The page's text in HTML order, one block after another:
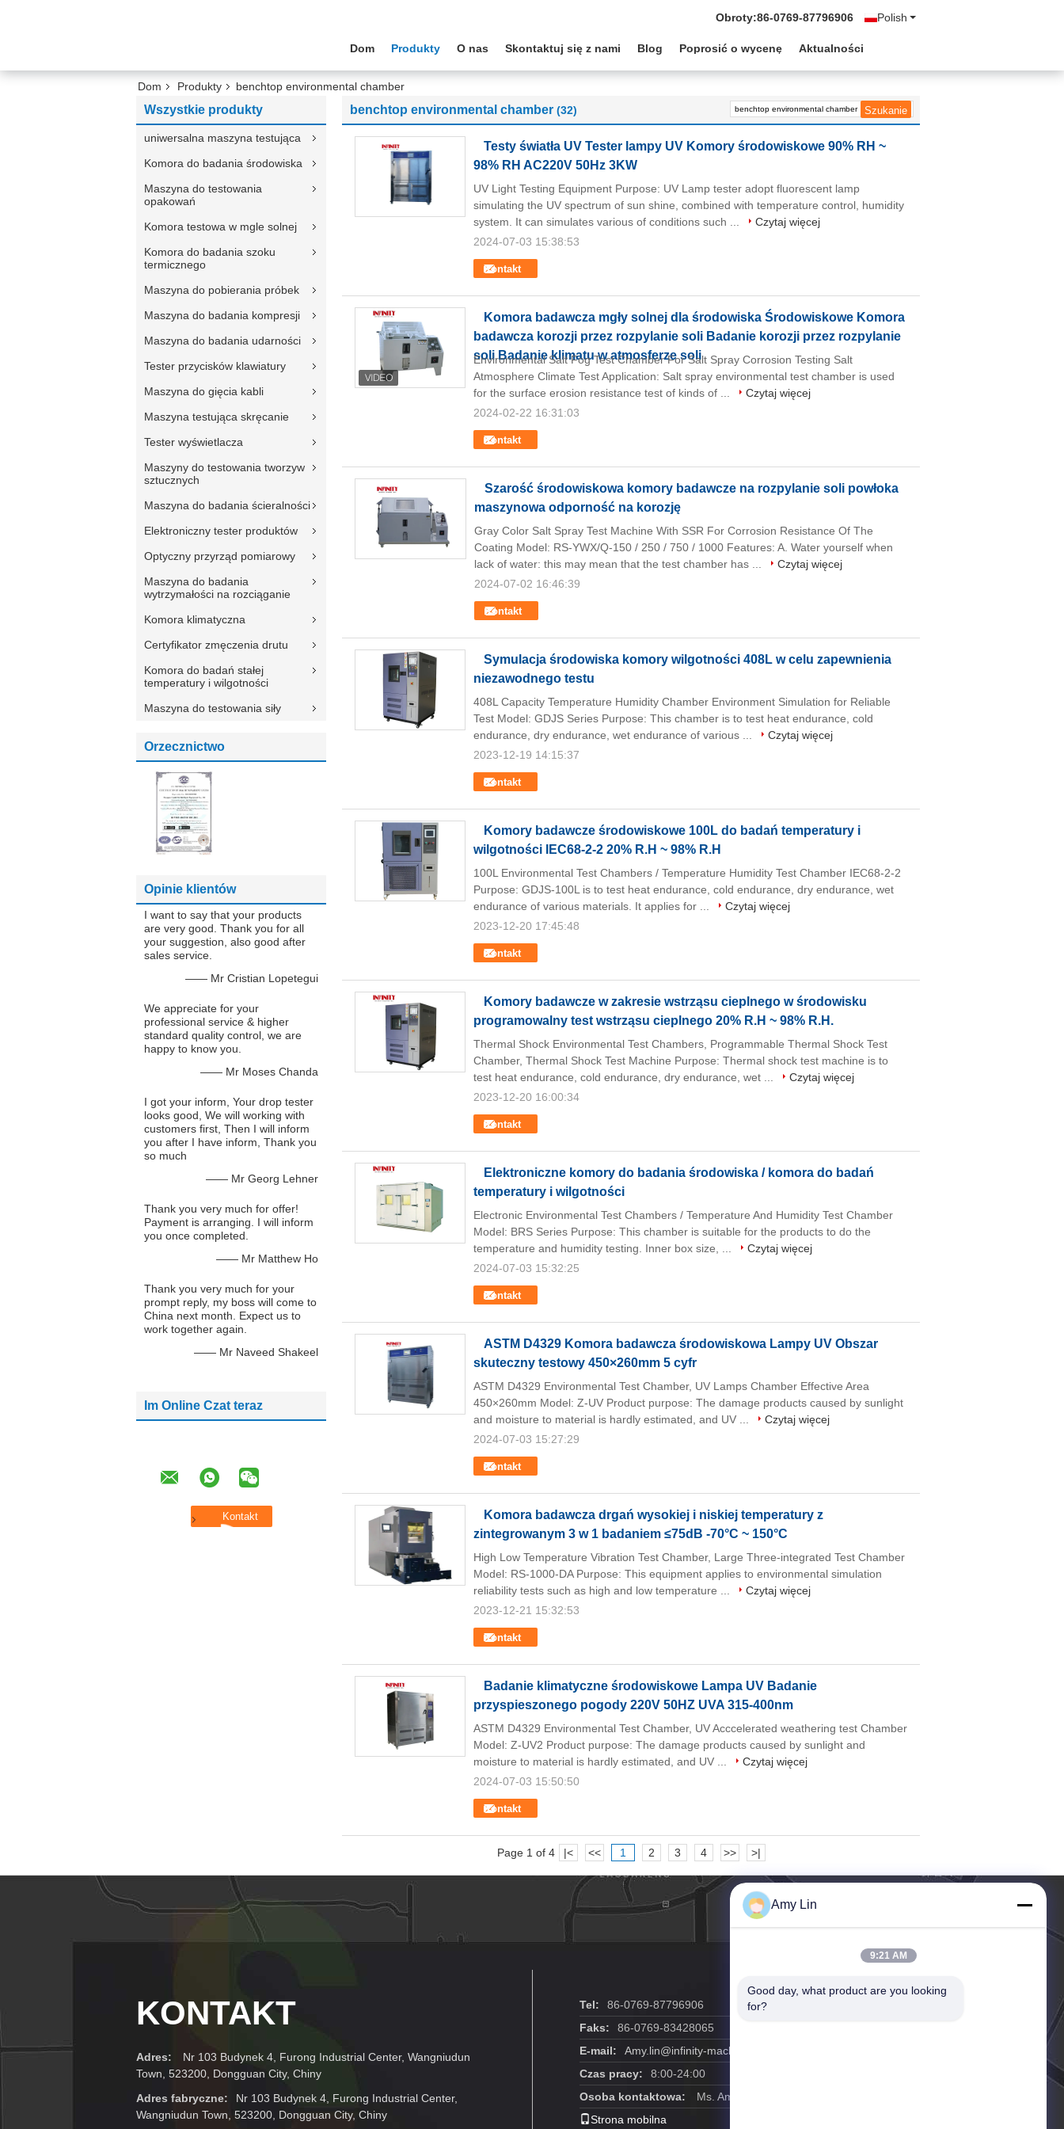
Polish
Obroty:86-0769-87796906
Dom Produkty O nas Skontaktuj się z nami Blog Poprosić o wycenę Aktualności
Dom Produkty benchtop environmental chamber
Wszystkie produkty
uniwersalna maszyna testująca
Komora do badania środowiska
Maszyna do testowania
opakowań
Komora testowa w mgle solnej
Komora do badania szoku
termicznego
Maszyna do pobierania próbek
Maszyna do badania kompresji
Maszyna do badania udarności
Tester przycisków klawiatury
Maszyna do gięcia kabli
Maszyna testująca skręcanie
Tester wyświetlacza
Maszyny do testowania tworzyw
sztucznych
Maszyna do badania ścieralności
Elektroniczny tester produktów
Optyczny przyrząd pomiarowy
Maszyna do badania
wytrzymałości na rozciąganie
Komora klimatyczna
Certyfikator zmęczenia drutu
Komora do badań stałej
temperatury i wilgotności
Maszyna do testowania siły
Orzecznictwo
Opinie klientów
I want to say that your products
are very good. Thank you for all
your suggestion, also good after
sales service.
—— Mr Cristian Lopetegui
We appreciate for your
professional service & higher
standard quality control, we are
happy to know you.
—— Mr Moses Chanda
I got your inform, Your drop tester
looks good, We will working with
customers first, Then I will inform
you after I have inform, Thank you
so much
—— Mr Georg Lehner
Thank you very much for offer!
Payment is arranging. I will inform
you once completed.
—— Mr Matthew Ho
Thank you very much for your
prompt reply, my boss will come to
China next month. Expect us to
work together again.
—— Mr Naveed Shakeel
Im Online Czat teraz
benchtop environmental chamber (32)
Testy światła UV Tester lampy UV Komory środowiskowe 90% RH ~
98% RH AC220V 50Hz 3KW
Kontakt
UV Light Testing Equipment Purpose: UV Lamp tester adopt fluorescent lamp
simulating the UV spectrum of sun shine, combined with temperature control, humidity
system. It can simulates various of conditions such ...
Czytaj więcej
2024-07-03 15:38:53
Komora badawcza mgły solnej dla środowiska Środowiskowe Komora
badawcza korozji przez rozpylanie soli Badanie korozji przez rozpylanie
soli Badanie klimatu w atmosferze soli
Kontakt
Environmental Salt Fog Test Chamber For Salt Spray Corrosion Testing Salt
Atmosphere Climate Test Application: Salt spray environmental test chamber is used
for the surface erosion resistance test of kinds of ...
Czytaj więcej
2024-02-22 16:31:03
Szarość środowiskowa komory badawcze na rozpylanie soli powłoka
maszynowa odporność na korozję
Kontakt
Gray Color Salt Spray Test Machine With SSR For Corrosion Resistance Of The
Coating Model: RS-YWX/Q-150 / 250 / 750 / 1000 Features: A. Water yourself when
lack of water: this may mean that the test chamber has ...
Czytaj więcej
2024-07-02 16:46:39
Symulacja środowiska komory wilgotności 408L w celu zapewnienia
niezawodnego testu
Kontakt
408L Capacity Temperature Humidity Chamber Environment Simulation for Reliable
Test Model: GDJS Series Purpose: This chamber is to test heat endurance, cold
endurance, dry endurance, wet endurance of various ...
Czytaj więcej
2023-12-19 14:15:37
Komory badawcze środowiskowe 100L do badań temperatury i
wilgotności IEC68-2-2 20% R.H ~ 98% R.H
Kontakt
100L Environmental Test Chambers / Temperature Humidity Test Chamber IEC68-2-2
Purpose: GDJS-100L is to test heat endurance, cold endurance, dry endurance, wet
endurance of various materials. It applies for ...
Czytaj więcej
2023-12-20 17:45:48
Komory badawcze w zakresie wstrząsu cieplnego w środowisku
programowalny test wstrząsu cieplnego 20% R.H ~ 98% R.H.
Kontakt
Thermal Shock Environmental Test Chambers, Programmable Thermal Shock Test
Chamber, Thermal Shock Test Machine Purpose: Thermal shock test machine is to
test heat endurance, cold endurance, dry endurance, wet ...
Czytaj więcej
2023-12-20 16:00:34
Elektroniczne komory do badania środowiska / komora do badań
temperatury i wilgotności
Kontakt
Electronic Environmental Test Chambers / Temperature And Humidity Test Chamber
Model: BRS Series Purpose: This chamber is suitable for the products to do the
temperature and humidity testing. Inner box size, ...
Czytaj więcej
2024-07-03 15:32:25
ASTM D4329 Komora badawcza środowiskowa Lampy UV Obszar
skuteczny testowy 450×260mm 5 cyfr
Kontakt
ASTM D4329 Environmental Test Chamber, UV Lamps Chamber Effective Area
450×260mm Model: Z-UV Product purpose: The damage products caused by sunlight
and moisture to material is hardly estimated, and UV ...
Czytaj więcej
2024-07-03 15:27:29
Komora badawcza drgań wysokiej i niskiej temperatury z
zintegrowanym 3 w 1 badaniem ≤75dB -70°C ~ 150°C
Kontakt
High Low Temperature Vibration Test Chamber, Large Three-integrated Test Chamber
Model: RS-1000-DA Purpose: This equipment applies to environmental simulation
reliability tests such as high and low temperature ...
Czytaj więcej
2023-12-21 15:32:53
Badanie klimatyczne środowiskowe Lampa UV Badanie
przyspieszonego pogody 220V 50HZ UVA 315-400nm
Kontakt
ASTM D4329 Environmental Test Chamber, UV Acccelerated weathering test Chamber
Model: Z-UV2 Product purpose: The damage products caused by sunlight and
moisture to material is hardly estimated, and UV ...
Czytaj więcej
2024-07-03 15:50:50
Page 1 of 4 |< << 1 2 3 4 >> >|
KONTAKT
Adres:
Nr 103 Budynek 4, Furong Industrial Center, Wangniudun
Town, 523200, Dongguan City, Chiny
Adres fabryczne:
Nr 103 Budynek 4, Furong Industrial Center,
Wangniudun Town, 523200, Dongguan City, Chiny
Tel:
86-0769-87796906
Faks:
86-0769-83428065
E-mail:
Amy.lin@infinity-machine.com
Czas pracy:
8:00-24:00
Osoba kontaktowa:
Ms. Amy Lin
Strona mobilna
Amy Lin
9:21 AM
Good day, what product are you looking
for?